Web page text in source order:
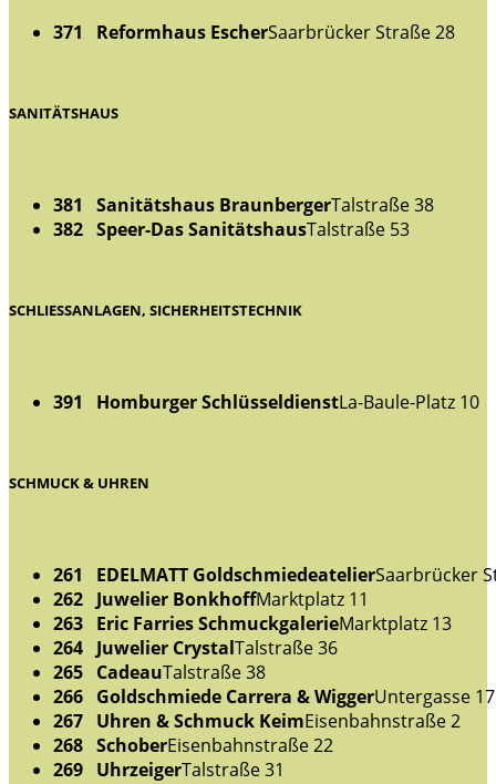
371 Reformhaus EscherSaarbrücker Straße 28
SANITÄTSHAUS
381 Sanitätshaus BraunbergerTalstraße 38
382 Speer-Das SanitätshausTalstraße 53
SCHLIESSANLAGEN, SICHERHEITSTECHNIK
391 Homburger SchlüsseldienstLa-Baule-Platz 10
SCHMUCK & UHREN
261 EDELMATT GoldschmiedeatelierSaarbrücker
262 Juwelier BonkhoffMarktplatz 11
263 Eric Farries SchmuckgalerieMarktplatz 13
264 Juwelier CrystalTalstraße 36
265 CadeauTalstraße 38
266 Goldschmiede Carrera & WiggerUntergasse 17
267 Uhren & Schmuck KeimEisenbahnstraße 2
268 SchoberEisenbahnstraße 22
269 UhrzeigerTalstraße 31